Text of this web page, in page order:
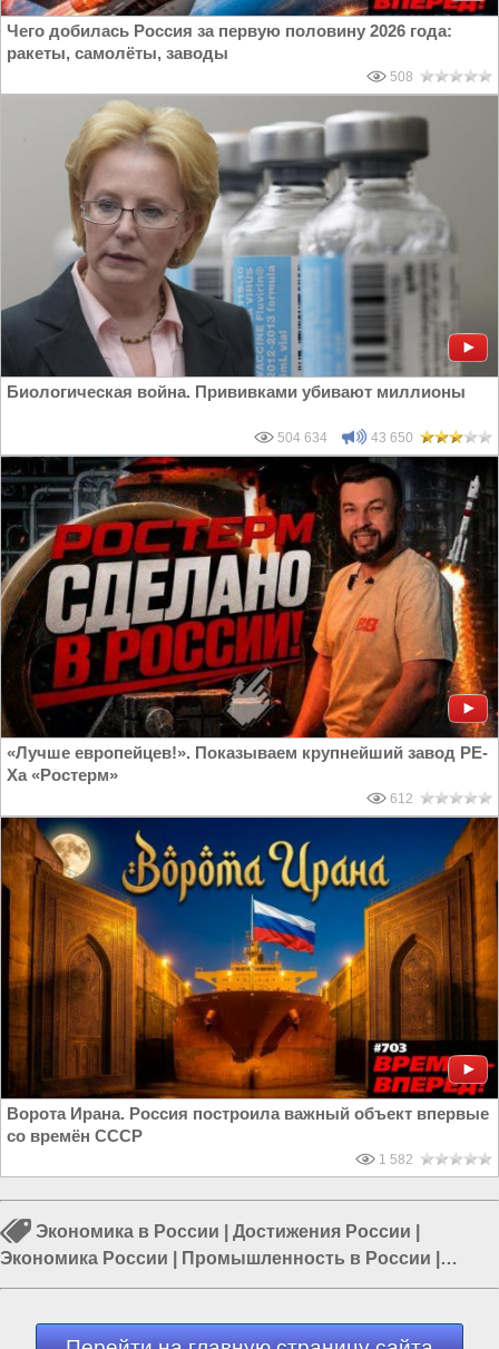
Чего добилась Россия за первую половину 2026 года:
ракеты, самолёты, заводы
508
Биологическая война. Прививками убивают миллионы
504 634 43 650
«Лучше европейцев!». Показываем крупнейший завод PE-
Xa «Ростерм»
612
Ворота Ирана. Россия построила важный объект впервые
со времён СССР
1 582
Экономика в России Достижения России
Экономика России
Промышленность в России
Строительство в России|Возрождение Руси|Россия